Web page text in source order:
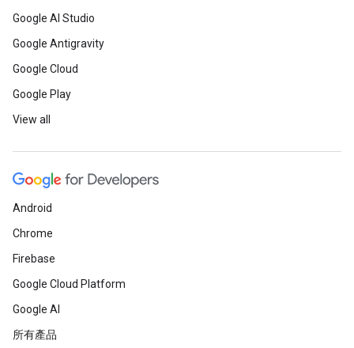
Google AI Studio
Google Antigravity
Google Cloud
Google Play
View all
Android
Chrome
Firebase
Google Cloud Platform
Google AI
所有產品